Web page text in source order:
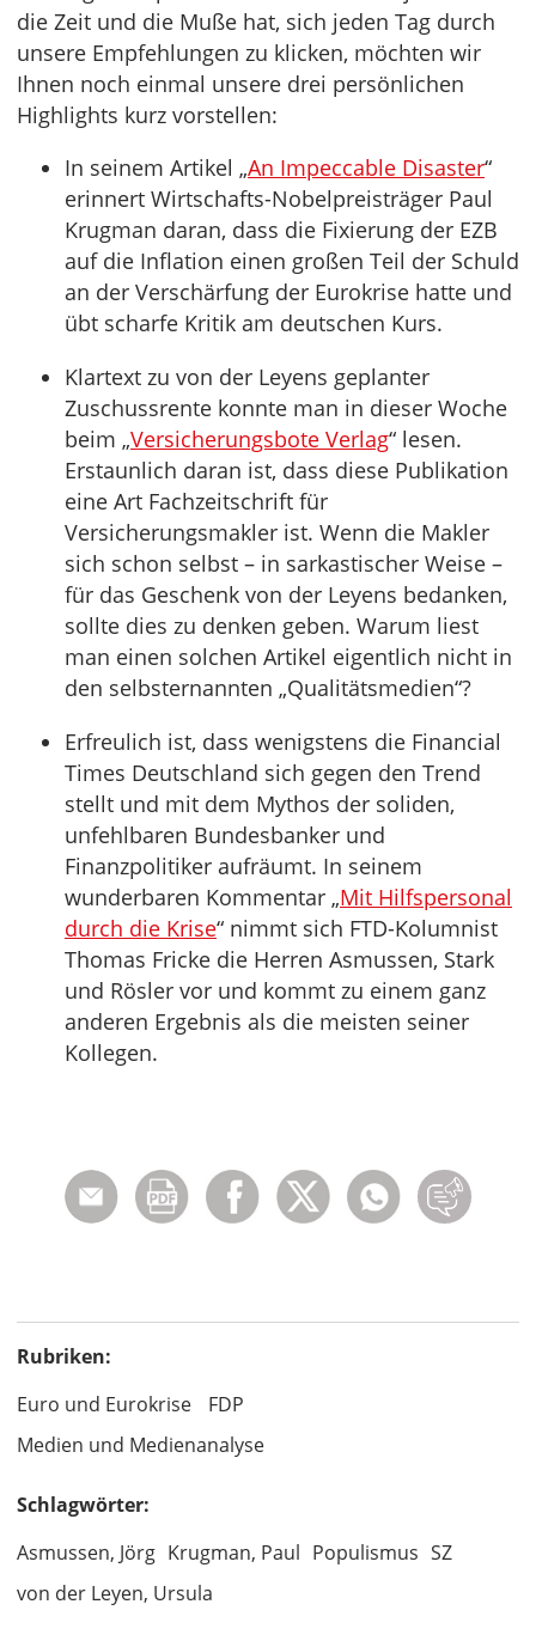
die Zeit und die Muße hat, sich jeden Tag durch
unsere Empfehlungen zu klicken, möchten wir
Ihnen noch einmal unsere drei persönlichen
Highlights kurz vorstellen:
In seinem Artikel „An Impeccable Disaster“
erinnert Wirtschafts-Nobelpreisträger Paul
Krugman daran, dass die Fixierung der EZB
auf die Inflation einen großen Teil der Schuld
an der Verschärfung der Eurokrise hatte und
übt scharfe Kritik am deutschen Kurs.
Klartext zu von der Leyens geplanter
Zuschussrente konnte man in dieser Woche
beim „Versicherungsbote Verlag“ lesen.
Erstaunlich daran ist, dass diese Publikation
eine Art Fachzeitschrift für
Versicherungsmakler ist. Wenn die Makler
sich schon selbst – in sarkastischer Weise –
für das Geschenk von der Leyens bedanken,
sollte dies zu denken geben. Warum liest
man einen solchen Artikel eigentlich nicht in
den selbsternannten „Qualitätsmedien“?
Erfreulich ist, dass wenigstens die Financial
Times Deutschland sich gegen den Trend
stellt und mit dem Mythos der soliden,
unfehlbaren Bundesbanker und
Finanzpolitiker aufräumt. In seinem
wunderbaren Kommentar „Mit Hilfspersonal
durch die Krise“ nimmt sich FTD-Kolumnist
Thomas Fricke die Herren Asmussen, Stark
und Rösler vor und kommt zu einem ganz
anderen Ergebnis als die meisten seiner
Kollegen.
Rubriken:
Euro und Eurokrise
FDP
Medien und Medienanalyse
Schlagwörter:
Asmussen, Jörg Krugman, Paul Populismus SZ
von der Leyen, Ursula